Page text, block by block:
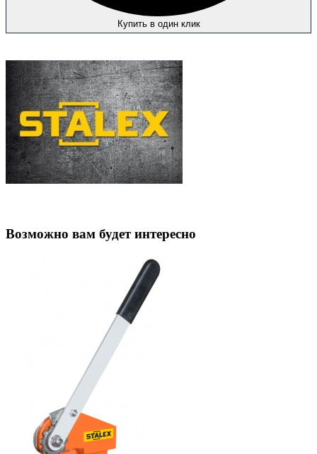
Купить в один клик
Возможно вам будет интересно